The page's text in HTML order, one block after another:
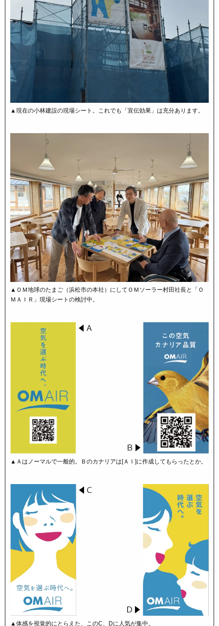
▲現在の小林建設の現場シート。これでも「宣伝効果」は充分あります。
▲ＯＭ地球のたまご（浜松市の本社）にしてＯＭソーラー村田社長と「Ｏ
ＭＡＩＲ」現場シートの検討中。
▲Ａはノーマルで一般的。Ｂのカナリアは[ＡＩ]に作成してもらったとか。
▲体感を視覚的にとらえた、このC、Dに人気が集中。